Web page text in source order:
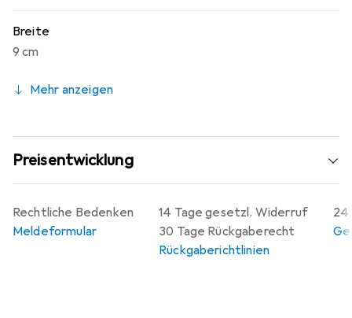
Breite
9 cm
Mehr anzeigen
Preisentwicklung
14 Tage gesetzl. Widerruf
30 Tage Rückgaberecht
Rückgaberichtlinien
24
Rechtliche Bedenken
Meldeformular